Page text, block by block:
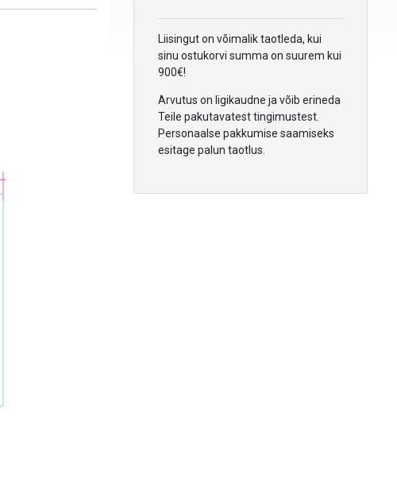
Liisingut on võimalik taotleda, kui
sinu ostukorvi summa on suurem kui
900€!
Arvutus on ligikaudne ja võib erineda
Teile pakutavatest tingimustest.
Personaalse pakkumise saamiseks
esitage palun taotlus.